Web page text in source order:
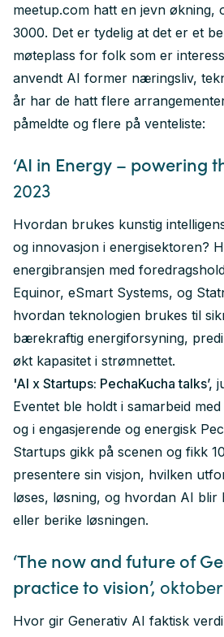
meetup.com hatt en jevn
3000. Det er tydelig at det er et
møteplass for folk som er
anvendt AI former næringsliv,
år har de hatt flere
påmeldte og flere på venteliste:
‘AI in Energy – powering
2023
Hvordan brukes kunstig
og innovasjon i energisektoren?
energibransjen med
Equinor, eSmart Systems, og
hvordan teknologien brukes til
bærekraftig energiforsyning,
økt kapasitet i strømnettet.
'AI x Startups: PechaKucha talks’,
Eventet ble holdt i samarbeid
og i engasjerende og energisk
Startups gikk på scenen og fikk
presentere sin visjon, hvilken
løses, løsning, og hvordan AI
eller berike løsningen.
‘The now and future of
practice to vision’,
Hvor gir Generativ AI faktisk